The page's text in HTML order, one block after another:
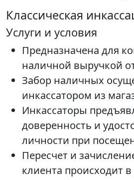
Классическая
Услуги и условия
Предназначена для
наличной выручкой
Забор наличных
инкассатором из
Инкассаторы
доверенность и
личности при
Пересчет и
клиента происходит